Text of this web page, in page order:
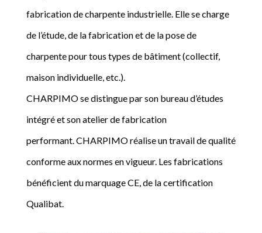
fabrication de charpente industrielle. Elle se charge
de l’étude, de la fabrication et de la pose de
charpente pour tous types de bâtiment (collectif,
maison individuelle, etc.).
CHARPIMO se distingue par son bureau d’études
intégré et son atelier de fabrication
performant. CHARPIMO réalise un travail de qualité
conforme aux normes en vigueur. Les fabrications
bénéficient du marquage CE, de la certification
Qualibat.